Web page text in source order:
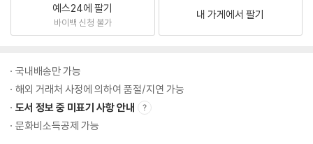
예스24에 팔기
바이백 신청 불가
내 가게에서 팔기
국내배송만 가능
해외 거래처 사정에 의하여 품절/지연 가능
도서 정보 중 미표기 사항 안내
문화비소득공제 가능